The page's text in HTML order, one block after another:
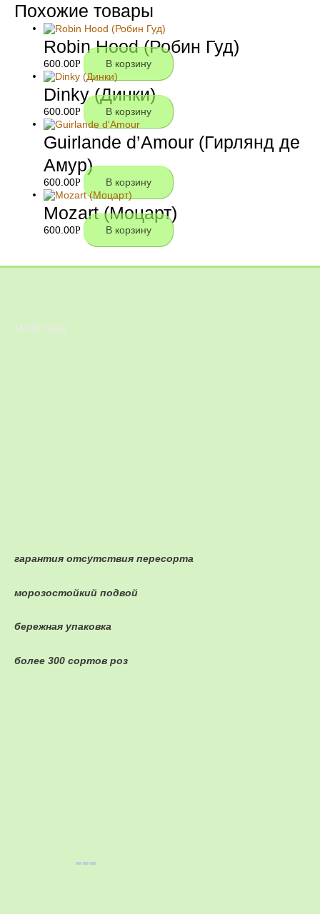
Похожие товары
Robin Hood (Робин Гуд)
600.00Р В корзину
Dinky (Динки)
600.00Р В корзину
Guirlande d’Amour (Гирлянд де
Амур)
600.00Р В корзину
Mozart (Моцарт)
600.00Р В корзину
мой сад
гарантия отсутствия пересорта
морозостойкий подвой
бережная упаковка
более 300 сортов роз